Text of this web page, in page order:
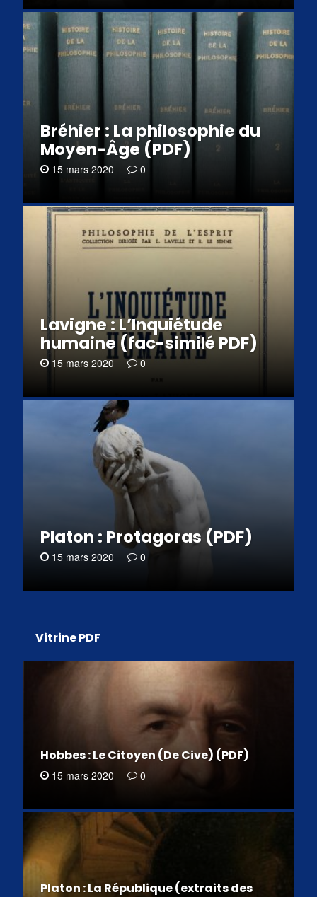
Bréhier : La philosophie du
Moyen-Âge (PDF)
15 mars 2020 0
Lavigne : L’Inquiétude
humaine (fac-similé PDF)
15 mars 2020 0
Platon : Protagoras (PDF)
15 mars 2020 0
Vitrine PDF
Hobbes : Le Citoyen (De Cive) (PDF)
15 mars 2020 0
Platon : La République (extraits des